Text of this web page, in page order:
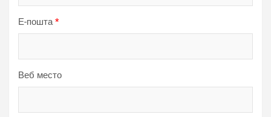
Е-пошта*
Веб место